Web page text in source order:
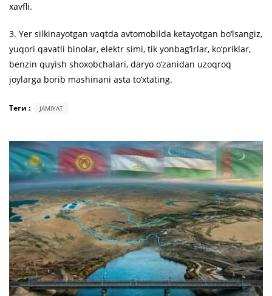
xavfli.
3. Yer silkinayotgan vaqtda avtomobilda ketayotgan bo‘lsangiz,
yuqori qavatli binolar, elektr simi, tik yonbag‘irlar, ko‘priklar,
benzin quyish shoxobchalari, daryo o‘zanidan uzoqroq
joylarga borib mashinani asta to‘xtating.
Теги : JAMIYAT